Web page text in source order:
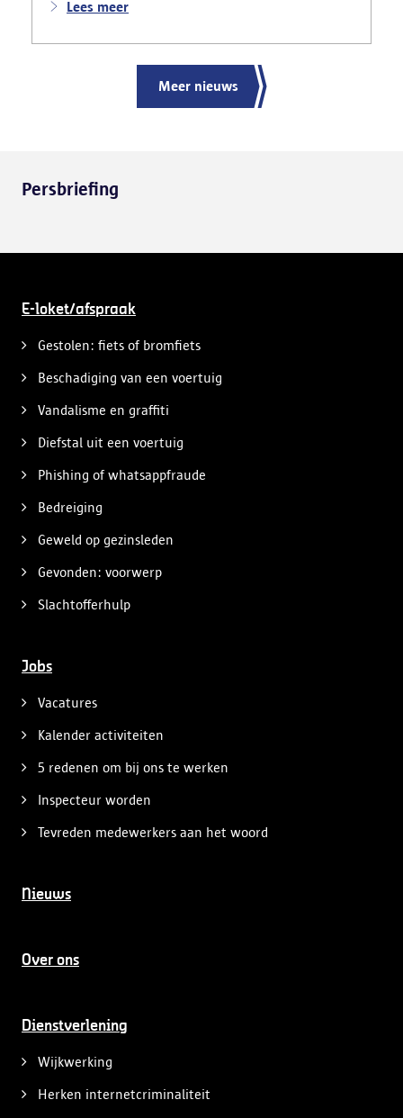
nadat meerdere weggebruikers melding hadden
ernstige verkeershinder die dat als gevolg had.
Lees meer
Meer nieuws
Persbriefing
E-loket/afspraak
Gestolen: fiets of bromfiets
Beschadiging van een voertuig
Vandalisme en graffiti
Diefstal uit een voertuig
Phishing of whatsappfraude
Bedreiging
Geweld op gezinsleden
Gevonden: voorwerp
Slachtofferhulp
Jobs
Vacatures
Kalender activiteiten
5 redenen om bij ons te werken
Inspecteur worden
Tevreden medewerkers aan het woord
Nieuws
Over ons
Dienstverlening
Wijkwerking
Herken internetcriminaliteit